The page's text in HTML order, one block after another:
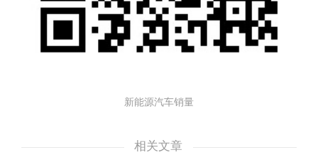
主品牌中的新能源车渗透率达到51.8%。总体
上，仍在不断朝着利好的方向所发展。以此为
媒体专访时，对于缘何选择今年砍掉燃油车业
新能源汽车销量
相关文章